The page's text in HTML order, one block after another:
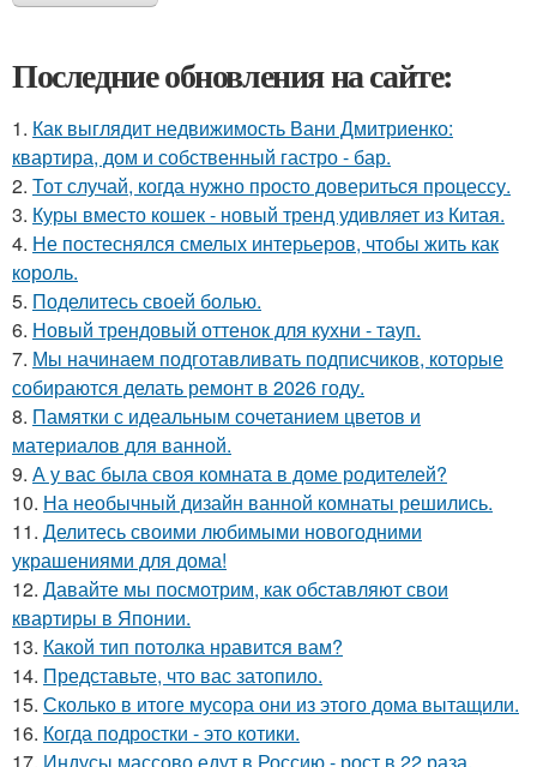
Последние обновления на сайте:
1. Как выглядит недвижимость Вани Дмитриенко:
квартира, дом и собственный гастро - бар.
2. Тот случай, когда нужно просто довериться процессу.
3. Куры вместо кошек - новый тренд удивляет из Китая.
4. Не постеснялся смелых интерьеров, чтобы жить как
король.
5. Поделитесь своей болью.
6. Новый трендовый оттенок для кухни - тауп.
7. Мы начинаем подготавливать подписчиков, которые
собираются делать ремонт в 2026 году.
8. Памятки с идеальным сочетанием цветов и
материалов для ванной.
9. А у вас была своя комната в доме родителей?
10. На необычный дизайн ванной комнаты решились.
11. Делитесь своими любимыми новогодними
украшениями для дома!
12. Давайте мы посмотрим, как обставляют свои
квартиры в Японии.
13. Какой тип потолка нравится вам?
14. Представьте, что вас затопило.
15. Сколько в итоге мусора они из этого дома вытащили.
16. Когда подростки - это котики.
17. Индусы массово едут в Россию - рост в 22 раза.